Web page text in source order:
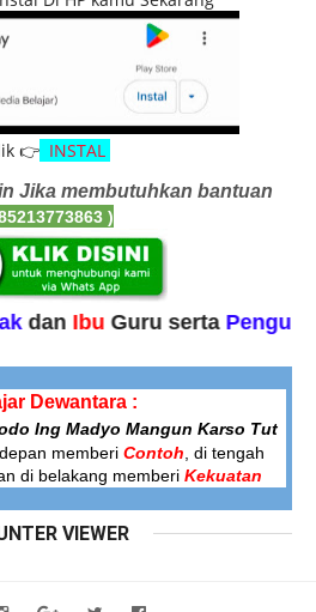
👉 INSTAL
Jika membutuhkan bantuan
)
IbuGuru sertaPengunjung
Dewantara :
Ing Madyo Mangun Karso Tut
depan memberi Contoh di tengah
di belakang memberi Kekuatan
VIEWER